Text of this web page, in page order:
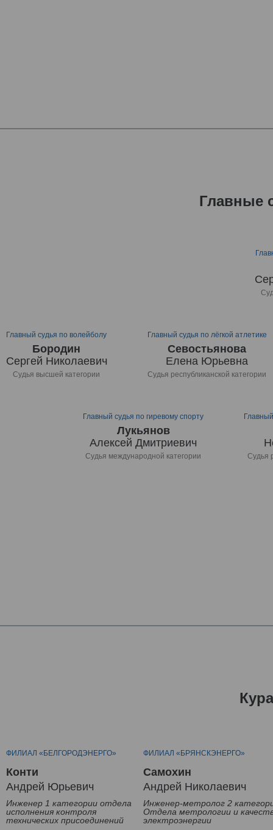
Главные
Главный судья по волейболу
Бородин
Сергей Николаевич
Судья высшей категории
Главный судья по лёгкой атлетике
Севостьянова
Елена Юрьевна
Судья республиканской категории
Главный судья по гиревому спорту
Лукьянов
Алексей Дмитриевич
Судья международной категории Судья
ФИЛИАЛ «БЕЛГОРОДЭНЕРГО»
Конти
Андрей Юрьевич
Инженер 1 категории отдела
исполнения контроля
технических присоединений
ФИЛИАЛ «БРЯНСКЭНЕРГО»
Самохин
Андрей Николаевич
Инженер-метролог 2
Отдела метрологии и
электроэнергии